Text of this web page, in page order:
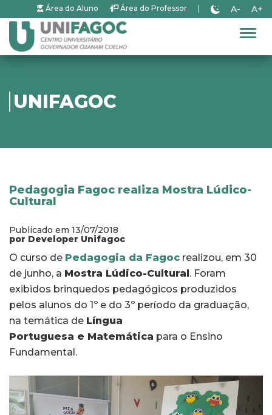
Área do Aluno Área do Professor A- A+
UNIFAGOC
Pedagogia Fagoc realiza Mostra Lúdico-
Cultural
Publicado em 13/07/2018
por Developer Unifagoc
O curso de Pedagogia da Fagoc realizou, em 30
de junho, a Mostra Lúdico-Cultural. Foram
exibidos brinquedos pedagógicos produzidos
pelos alunos do 1º e do 3º período da graduação,
na temática de Língua
Portuguesa e Matemática para o Ensino
Fundamental.